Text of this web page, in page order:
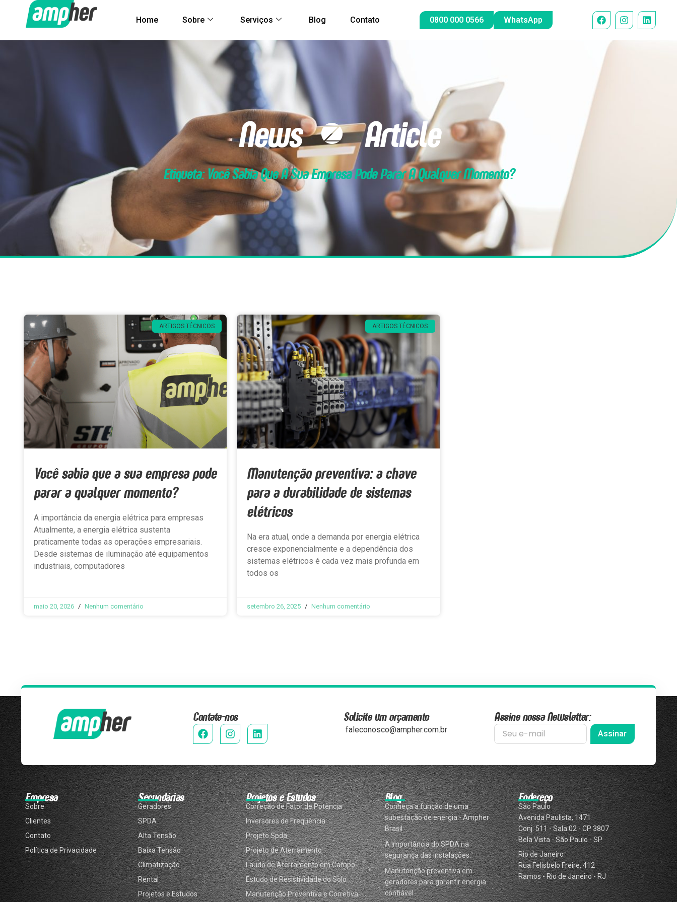
Home Sobre Serviços Blog Contato 0800 000 0566 WhatsApp
News & Article
Etiqueta: Você Sabia Que A Sua Empresa Pode Parar A Qualquer Momento?
ARTIGOS TÉCNICOS
Você sabia que a sua empresa pode
parar a qualquer momento?
A importância da energia elétrica para empresas
Atualmente, a energia elétrica sustenta
praticamente todas as operações empresariais.
Desde sistemas de iluminação até equipamentos
industriais, computadores
maio 20, 2026 Nenhum comentário
ARTIGOS TÉCNICOS
Manutenção preventiva: a chave
para a durabilidade de sistemas
elétricos
Na era atual, onde a demanda por energia elétrica
cresce exponencialmente e a dependência dos
sistemas elétricos é cada vez mais profunda em
todos os
setembro 26, 2025 Nenhum comentário
Contate-nos Solicite um orçamento
faleconosco@ampher.com.br
Assine nossa Newsletter:
Assinar
Empresa
Sobre
Clientes
Contato
Política de Privacidade
Secundárias
Geradores
SPDA
Alta Tensão
Baixa Tensão
Climatização
Rental
Projetos e Estudos
Projetos e Estudos
Correção de Fator de Potência
Inversores de Frequência
Projeto Spda
Projeto de Aterramento
Laudo de Aterramento em Campo
Estudo de Resistividade do Solo
Manutenção Preventiva e Corretiva
Blog
Conheça a função de uma
subestação de energia - Ampher
Brasil
A importância do SPDA na
segurança das instalações.
Manutenção preventiva em
geradores para garantir energia
confiável
Endereço
São Paulo
Avenida Paulista, 1471
Conj. 511 - Sala 02 - CP 3807
Bela Vista - São Paulo - SP
Rio de Janeiro
Rua Felisbelo Freire, 412
Ramos - Rio de Janeiro - RJ